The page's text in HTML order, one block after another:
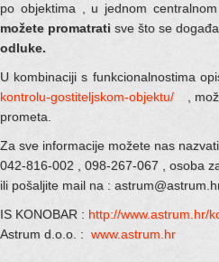
po objektima , u jednom
možete promatrati sve što se
odluke.
U kombinaciji s funkcionalnostima
kontrolu-gostiteljskom-objektu/ ,
prometa.
Za sve informacije možete nas
042-816-002 , 098-267-067 , osoba
ili pošaljite mail na :
IS KONOBAR : http://www.astrum.hr/
Astrum d.o.o. : www.astrum.hr